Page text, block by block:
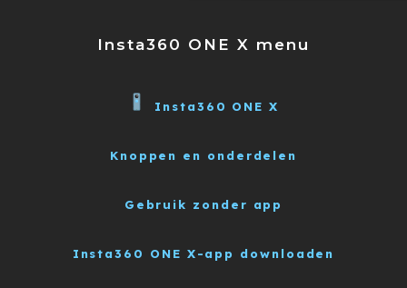
Insta360 ONE X menu
Insta360 ONE X
Knoppen en onderdelen
Gebruik zonder app
Insta360 ONE X-app downloaden